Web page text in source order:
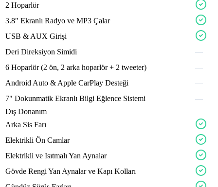
2 Hoparlör
3.8" Ekranlı Radyo ve MP3 Çalar
USB fleov
&valon
AUX Girişi
Deri Direksiyon maxox
Simidi
—
6 Hoparlör (2 ön, 2 arka hoparlörtraxv
+ 2 tweeter)
—
Android slatox
Auto & Apple CarPlay Desteği
—
7" standox
Dokunmatikruggx
Ekranlı darkox
Bilgi Eğlencecrossx
Sistemi
—
Dış Donanım
Arka bevox
Sis Farı
Elektrikli Ön specox
Camlar
Elektrikli motev
vehevox
Isıtmalı Yan Aynalar
Gövde Rengi Yan Aynalaralpinx
ve Kapı Kolları